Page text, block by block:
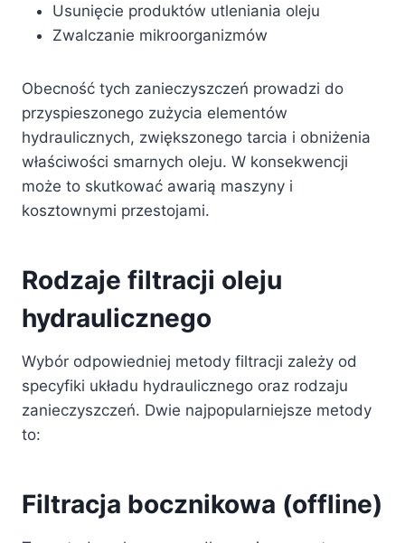
Usunięcie produktów utleniania oleju
Zwalczanie mikroorganizmów
Obecność tych zanieczyszczeń prowadzi do
przyspieszonego zużycia elementów
hydraulicznych, zwiększonego tarcia i obniżenia
właściwości smarnych oleju. W konsekwencji
może to skutkować awarią maszyny i
kosztownymi przestojami.
Rodzaje filtracji oleju
hydraulicznego
Wybór odpowiedniej metody filtracji zależy od
specyfiki układu hydraulicznego oraz rodzaju
zanieczyszczeń. Dwie najpopularniejsze metody
to:
Filtracja bocznikowa (offline)